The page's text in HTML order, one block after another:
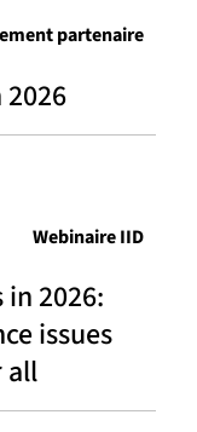
partenaire
2026:
issues
all
Webinaire IID